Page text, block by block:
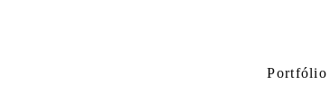
Portfólio